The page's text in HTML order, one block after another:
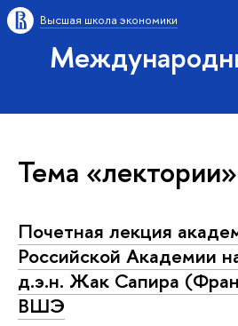
Высшая школа экономики
Тема «лектории»
Почетная лекция
Российской Академии
д.э.н. Жак Сапира
ВШЭ